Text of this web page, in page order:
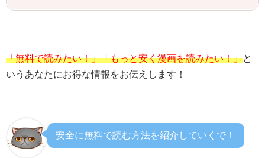
「無料で読みたい！」「もっと安く漫画を読みたい！」と
いうあなたにお得な情報をお伝えします！
安全に無料で読む方法を紹介していくで！